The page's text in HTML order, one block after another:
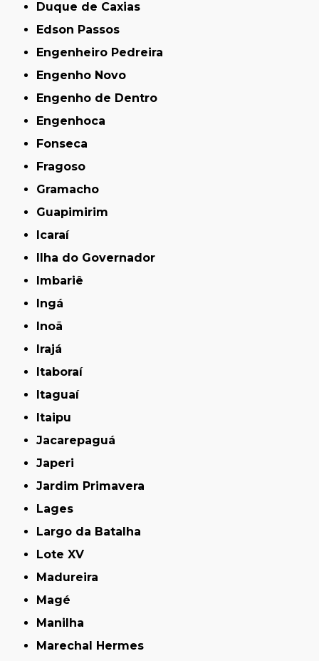
Duque de Caxias
Edson Passos
Engenheiro Pedreira
Engenho Novo
Engenho de Dentro
Engenhoca
Fonseca
Fragoso
Gramacho
Guapimirim
Icaraí
Ilha do Governador
Imbariê
Ingá
Inoã
Irajá
Itaboraí
Itaguaí
Itaipu
Jacarepaguá
Japeri
Jardim Primavera
Lages
Largo da Batalha
Lote XV
Madureira
Magé
Manilha
Marechal Hermes